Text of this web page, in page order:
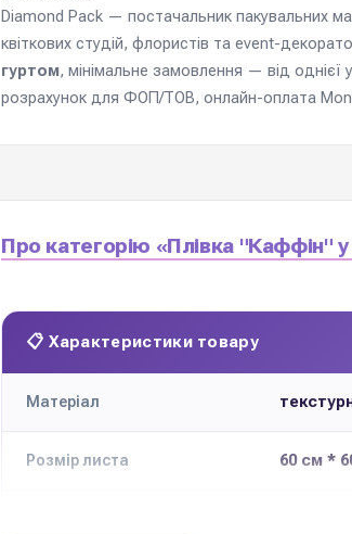
Diamond Pack — постачальник пакувальних
квіткових студій, флористів та event-
гуртом, мінімальне замовлення — від однієї
розрахунок для ФОП/ТОВ, онлайн-оплата
Про категорію «Плівка "Каффін"
📋 Характеристики товару
Матеріал
Розмір листа 60 см *